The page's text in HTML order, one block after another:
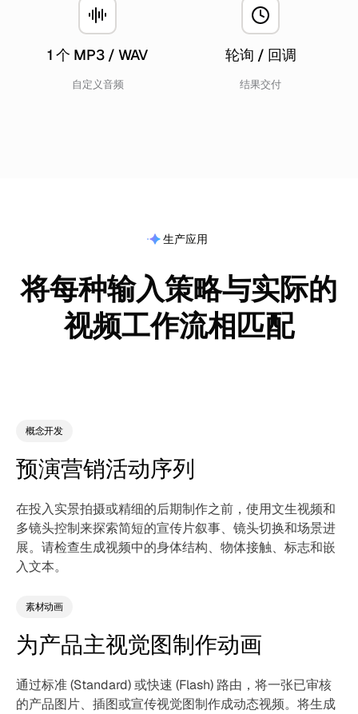
1 个 MP3 / WAV
自定义音频
轮询 / 回调
结果交付
生产应用
将每种输入策略与实际的
视频工作流相匹配
概念开发
预演营销活动序列
在投入实景拍摄或精细的后期制作之前，使用文生视频和
多镜头控制来探索简短的宣传片叙事、镜头切换和场景进
展。请检查生成视频中的身体结构、物体接触、标志和嵌
入文本。
素材动画
为产品主视觉图制作动画
通过标准 (Standard) 或快速 (Flash) 路由，将一张已审核
的产品图片、插图或宣传视觉图制作成动态视频。将生成